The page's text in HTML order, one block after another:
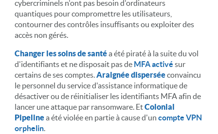
cybercriminels n'ont pas besoin d'ordinateurs
quantiques pour compromettre les utilisateurs,
contourner des contrôles insuffisants ou exploiter des
accès non gérés.
Changer les soins de santéa été piraté à la suite du vol
d'identifiants et ne disposait pas de MFA activé sur
certains de ses comptes. Araignée disperséeconvaincu
le personnel du service d'assistance informatique de
désactiver ou de réinitialiser les identifiants MFA afin de
lancer une attaque par ransomware. EtColonial
Pipelinea été violée en partie à cause d'un compte VPN
orphelin